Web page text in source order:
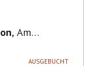
, Am
AUSGEBUCHT